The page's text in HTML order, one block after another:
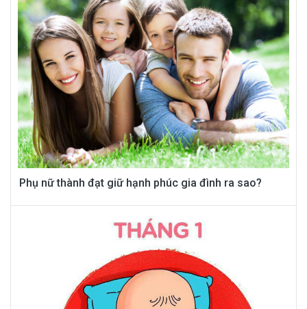
Phụ nữ thành đạt giữ hạnh phúc gia đình ra sao?